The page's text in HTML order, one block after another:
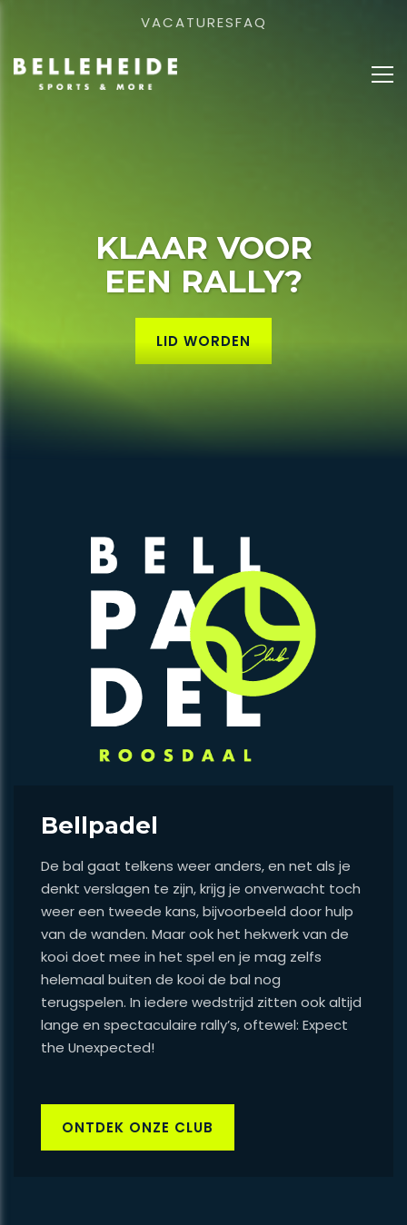
VACATURESFAQ
KLAAR VOOR
EEN RALLY?
LID WORDEN
Bellpadel
De bal gaat telkens weer anders, en net als je
denkt verslagen te zijn, krijg je onverwacht toch
weer een tweede kans, bijvoorbeeld door hulp
van de wanden. Maar ook het hekwerk van de
kooi doet mee in het spel en je mag zelfs
helemaal buiten de kooi de bal nog
terugspelen. In iedere wedstrijd zitten ook altijd
lange en spectaculaire rally’s, oftewel: Expect
the Unexpected!
ONTDEK ONZE CLUB